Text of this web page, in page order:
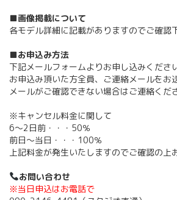
■画像掲載について
各モデル詳細に記載がありますのでご確認
■お申込み方法
下記メールフォームよりお申し込みください
お申込み頂いた方全員、ご連絡メールをお
メールがご確認できない場合はご連絡くだ
※キャンセル料金に関して
6〜2日前・・・50％
前日〜当日・・・100％
上記料金が発生いたしますのでご確認の上
お問い合わせ
※当日申込はお電話で